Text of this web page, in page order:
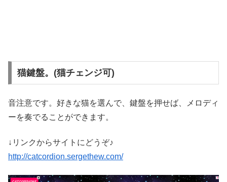
猫鍵盤。(猫チェンジ可)
音注意です。好きな猫を選んで、鍵盤を押せば、メロディ
ーを奏でることができます。
↓リンクからサイトにどうぞ♪
http://catcordion.sergethew.com/